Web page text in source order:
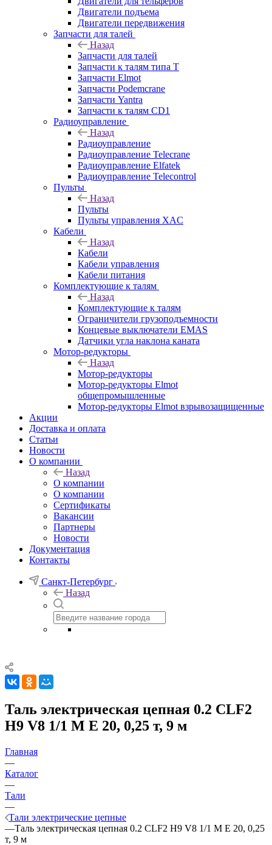
Двигатели подъема
Двигатели передвижения
Запчасти для талей
Назад
Запчасти для талей
Запчасти к талям типа Т
Запчасти Elmot
Запчасти Podemcrane
Запчасти Yantra
Запчасти к талям CD1
Радиоуправление
Назад
Радиоуправление
Радиоуправление Telecrane
Радиоуправление Elfatek
Радиоуправление Telecontrol
Пульты
Назад
Пульты
Пульты управления XAC
Кабели
Назад
Кабели
Кабели управления
Кабели питания
Комплектующие к талям
Назад
Комплектующие к талям
Ограничители грузоподъемности
Концевые выключатели EMAS
Датчики угла наклона каната
Мотор-редукторы
Назад
Мотор-редукторы
Мотор-редукторы Elmot
общепромышленные
Мотор-редукторы Elmot взрывозащищенные
Акции
Доставка и оплата
Статьи
Новости
О компании
Назад
О компании
О компании
Сертификаты
Вакансии
Партнеры
Новости
Документация
Контакты
Санкт-Петербург
Назад
Таль электрическая цепная 0.2 CLF2
H9 V8 1/1 M E 20, 0,25 т, 9 м
Главная
—
Каталог
—
Тали
—
Тали электрические цепные
—Таль электрическая цепная 0.2 CLF2 H9 V8 1/1 M E 20, 0,25
т, 9 м